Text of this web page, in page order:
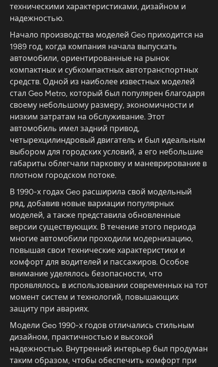
техническими характеристиками, дизайном и
надежностью.
Начало производства моделей Geo приходится на
1989 год, когда компания начала выпускать
автомобили, ориентированные на рынок
компактных и субкомпактных автотранспортных
средств. Одной из наиболее известных моделей
стал Geo Metro, который был популярен благодаря
своему небольшому размеру, экономичности и
низким затратам на обслуживание. Этот
автомобиль имел задний привод,
четырехцилиндровый двигатель и был идеальным
выбором для городских условий, а его небольшие
габариты облегчали парковку и маневрирование в
плотном городском потоке.
В 1990-х годах Geo расширила свой модельный
ряд, добавив новые вариации популярных
моделей, а также представила обновленные
версии существующих. В течение этого периода
многие автомобили проходили модернизацию,
повышая свои технические характеристики и
комфорт для водителей и пассажиров. Особое
внимание уделялось безопасности, что
проявлялось в использовании современных на тот
момент систем и технологий, повышающих
защиту при авариях.
Модели Geo 1990-х годов отличались стильным
дизайном, практичностью и высокой
надежностью. Внутренний интерьер был продуман
таким образом, чтобы обеспечить комфорт при